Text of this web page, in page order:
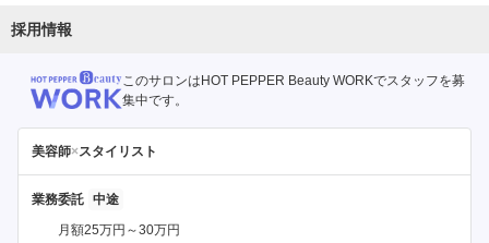
採用情報
このサロンはHOT PEPPER Beauty WORKでスタッフを募
集中です。
美容師×スタイリスト
業務委託
月額25万円～30万円